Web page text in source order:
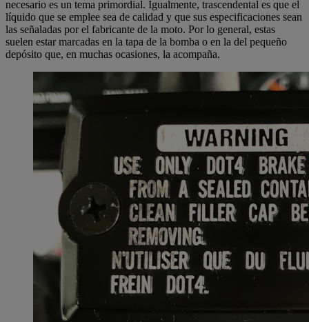
necesario es un tema primordial. Igualmente, trascendental es que el
líquido que se emplee sea de calidad y que sus especificaciones sean
las señaladas por el fabricante de la moto. Por lo general, estas
suelen estar marcadas en la tapa de la bomba o en la del pequeño
depósito que, en muchas ocasiones, la acompaña.